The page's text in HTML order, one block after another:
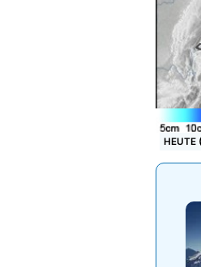
HEUTE